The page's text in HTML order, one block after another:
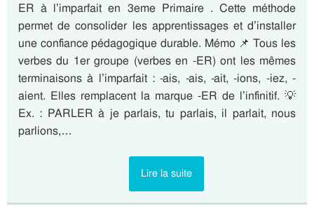
ER à l’imparfait en 3eme Primaire . Cette méthode
permet de consolider les apprentissages et d’installer
une confiance pédagogique durable. Mémo 📌 Tous les
verbes du 1er groupe (verbes en -ER) ont les mêmes
terminaisons à l’imparfait : -ais, -ais, -ait, -ions, -iez, -
aient. Elles remplacent la marque -ER de l’infinitif. 💡
Ex. : PARLER à je parlais, tu parlais, il parlait, nous
parlions,…
Lire la suite